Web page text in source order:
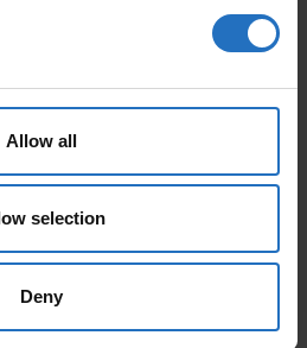
Allow all
selection
Deny
Inkl. MwSt., Kostenloser Versand.
Auslieferung in 10-15 Arbeitstage